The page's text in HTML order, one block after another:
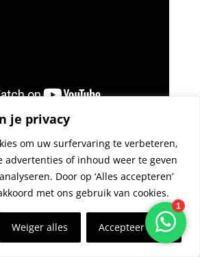
je privacy
om uw surfervaring te verbeteren,
advertenties of inhoud weer te geven
Door op ‘Alles accepteren’
met ons gebruik van cookies.
Weiger alles Accepteer alles